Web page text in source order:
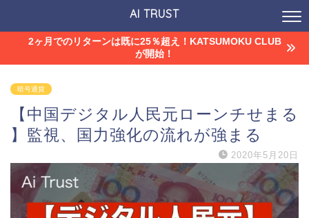
AI TRUST
2ヶ月でのリターンは既に25％超え！KATSUMOKU CLUB
が開始！
暗号通貨
【中国デジタル人民元ローンチせまる
】監視、国力強化の流れが強まる
2020年5月20日